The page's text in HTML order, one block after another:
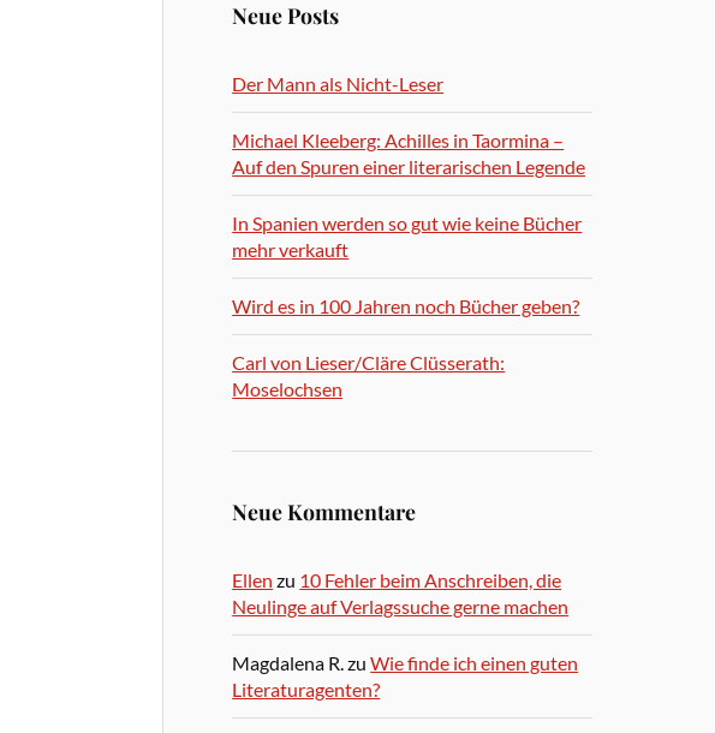
Neue Posts
Der Mann als Nicht-Leser
Michael Kleeberg: Achilles in Taormina –
Auf den Spuren einer literarischen Legende
In Spanien werden so gut wie keine Bücher
mehr verkauft
Wird es in 100 Jahren noch Bücher geben?
Carl von Lieser/Cläre Clüsserath:
Moselochsen
Neue Kommentare
Ellen zu 10 Fehler beim Anschreiben, die
Neulinge auf Verlagssuche gerne machen
Magdalena R.zuWie finde ich einen guten
Literaturagenten?